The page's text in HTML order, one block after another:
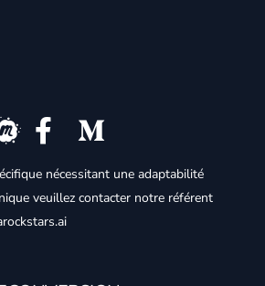
nécessitant une adaptabilité
veuillez contacter notre référent